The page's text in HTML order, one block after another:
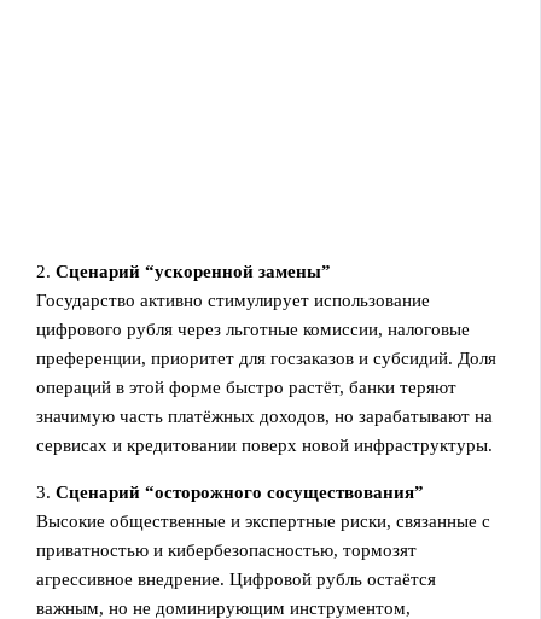
2.Сценарий “ускоренной замены”
Государство активно стимулирует использование
цифрового рубля через льготные комиссии, налоговые
преференции, приоритет для госзаказов и субсидий. Доля
операций в этой форме быстро растёт, банки теряют
значимую часть платёжных доходов, но зарабатывают на
сервисах и кредитовании поверх новой инфраструктуры.
3.Сценарий “осторожного сосуществования”
Высокие общественные и экспертные риски, связанные с
приватностью и кибербезопасностью, тормозят
агрессивное внедрение. Цифровой рубль остаётся
важным, но не доминирующим инструментом,